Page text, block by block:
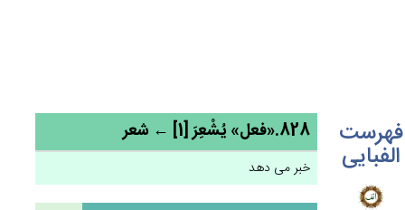
فهرست
الفبایی
828.«فعل» يُشْعِرَ [1] ← شعر
خبر می دهد